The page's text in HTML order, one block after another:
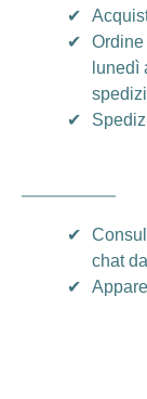
✔
✔
lunedì
✔
✔
chat
✔